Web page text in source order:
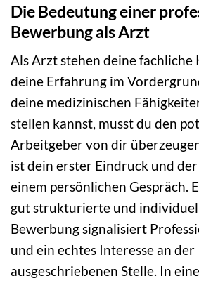
Die Bedeutung einer
Bewerbung als Arzt
Als Arzt stehen deine fachliche
deine Erfahrung im
deine medizinischen
stellen kannst, musst du den
Arbeitgeber von dir
ist dein erster Eindruck und der
einem persönlichen Gespräch.
gut strukturierte und
Bewerbung signalisiert
und ein echtes Interesse an der
ausgeschriebenen Stelle. In